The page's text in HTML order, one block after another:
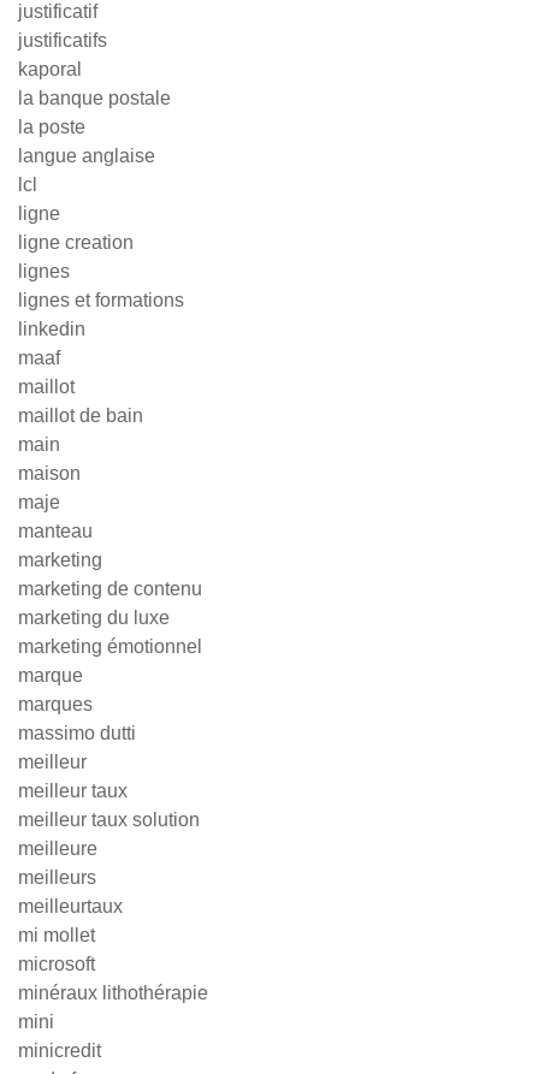
justificatif
justificatifs
kaporal
la banque postale
la poste
langue anglaise
lcl
ligne
ligne creation
lignes
lignes et formations
linkedin
maaf
maillot
maillot de bain
main
maison
maje
manteau
marketing
marketing de contenu
marketing du luxe
marketing émotionnel
marque
marques
massimo dutti
meilleur
meilleur taux
meilleur taux solution
meilleure
meilleurs
meilleurtaux
mi mollet
microsoft
minéraux lithothérapie
mini
minicredit